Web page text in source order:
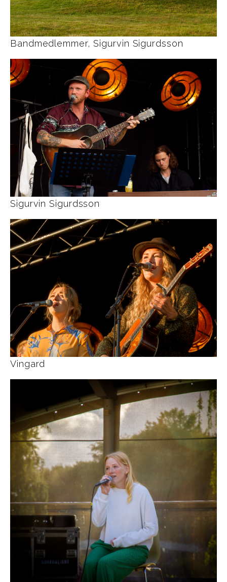
Bandmedlemmer, Sigurvin Sigurdsson
Sigurvin Sigurdsson
Vingard